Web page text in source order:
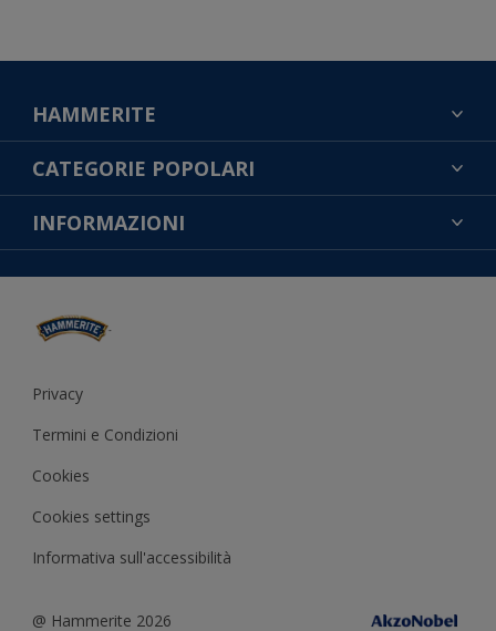
HAMMERITE
TROVA UN COLORE
CONTATTACI
MAPPA DEL SITO
CATEGORIE POPOLARI
NOTE LEGALI
COOKIES
INFORMATIVA SULLA PRIVACY
IMPOSTAZIONI DEI COOKIE
INFORMAZIONI
Privacy
Termini e Condizioni
Cookies
Cookies settings
Informativa sull'accessibilità
@ Hammerite 2026